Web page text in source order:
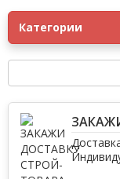
Категории